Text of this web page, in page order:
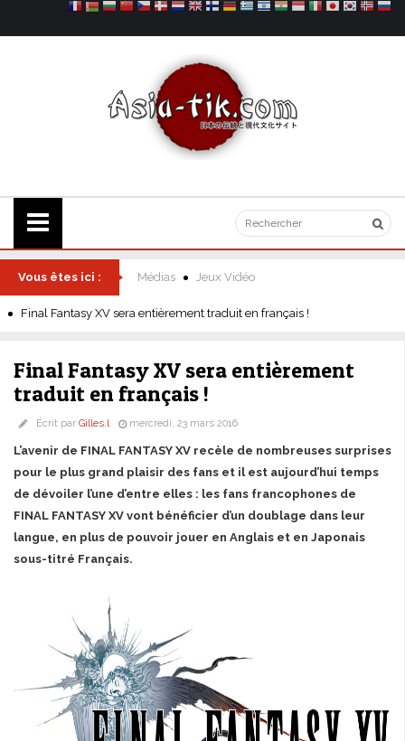
Vous êtes ici : Médias Jeux Vidéo
Final Fantasy XV sera entièrement traduit en français !
Final Fantasy XV sera entièrement
traduit en français !
Écrit par Gilles.l mercredi, 23 mars 2016
L’avenir de FINAL FANTASY XV recèle de nombreuses surprises
pour le plus grand plaisir des fans et il est aujourd’hui temps
de dévoiler l’une d’entre elles : les fans francophones de
FINAL FANTASY XV vont bénéficier d’un doublage dans leur
langue, en plus de pouvoir jouer en Anglais et en Japonais
sous-titré Français.